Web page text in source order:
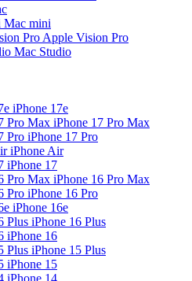
Mac mini
Apple Vision Pro
Mac Studio
iPhone 17e
iPhone 17 Pro Max
iPhone 17 Pro
iPhone Air
iPhone 17
iPhone 16 Pro Max
iPhone 16 Pro
iPhone 16e
iPhone 16 Plus
iPhone 16
iPhone 15 Plus
iPhone 15
iPhone 14